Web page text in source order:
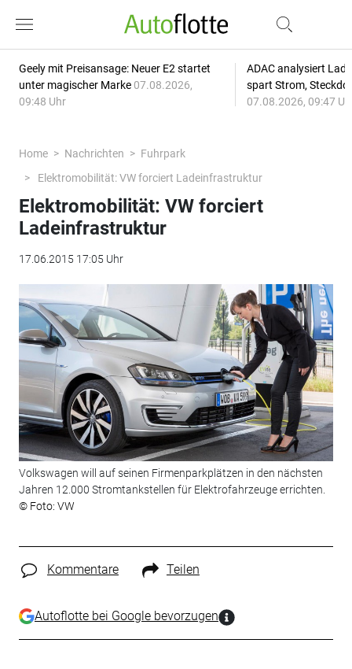
Geely mit Preisansage: Neuer E2 startet
unter magischer Marke 07.08.2026,
09:48 Uhr
ADAC analysiert
spart Strom,
07.08.2026, 09:47
Home Nachrichten
Fuhrpark
Elektromobilität: VW forciert Ladeinfrastruktur
Elektromobilität: VW forciert
Ladeinfrastruktur
17.06.2015 17:05 Uhr
Volkswagen will auf seinen Firmenparkplätzen in den nächsten
Jahren 12.000 Stromtankstellen für Elektrofahrzeuge errichten.
© Foto: VW
Kommentare Teilen
Autoflotte bei Google bevorzugen